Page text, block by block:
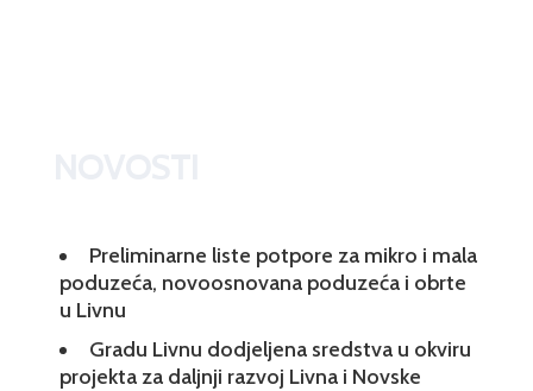
Preliminarne liste potpore za mikro i mala
poduzeća, novoosnovana poduzeća i obrte
u Livnu
Gradu Livnu dodjeljena sredstva u okviru
projekta za daljnji razvoj Livna i Novske